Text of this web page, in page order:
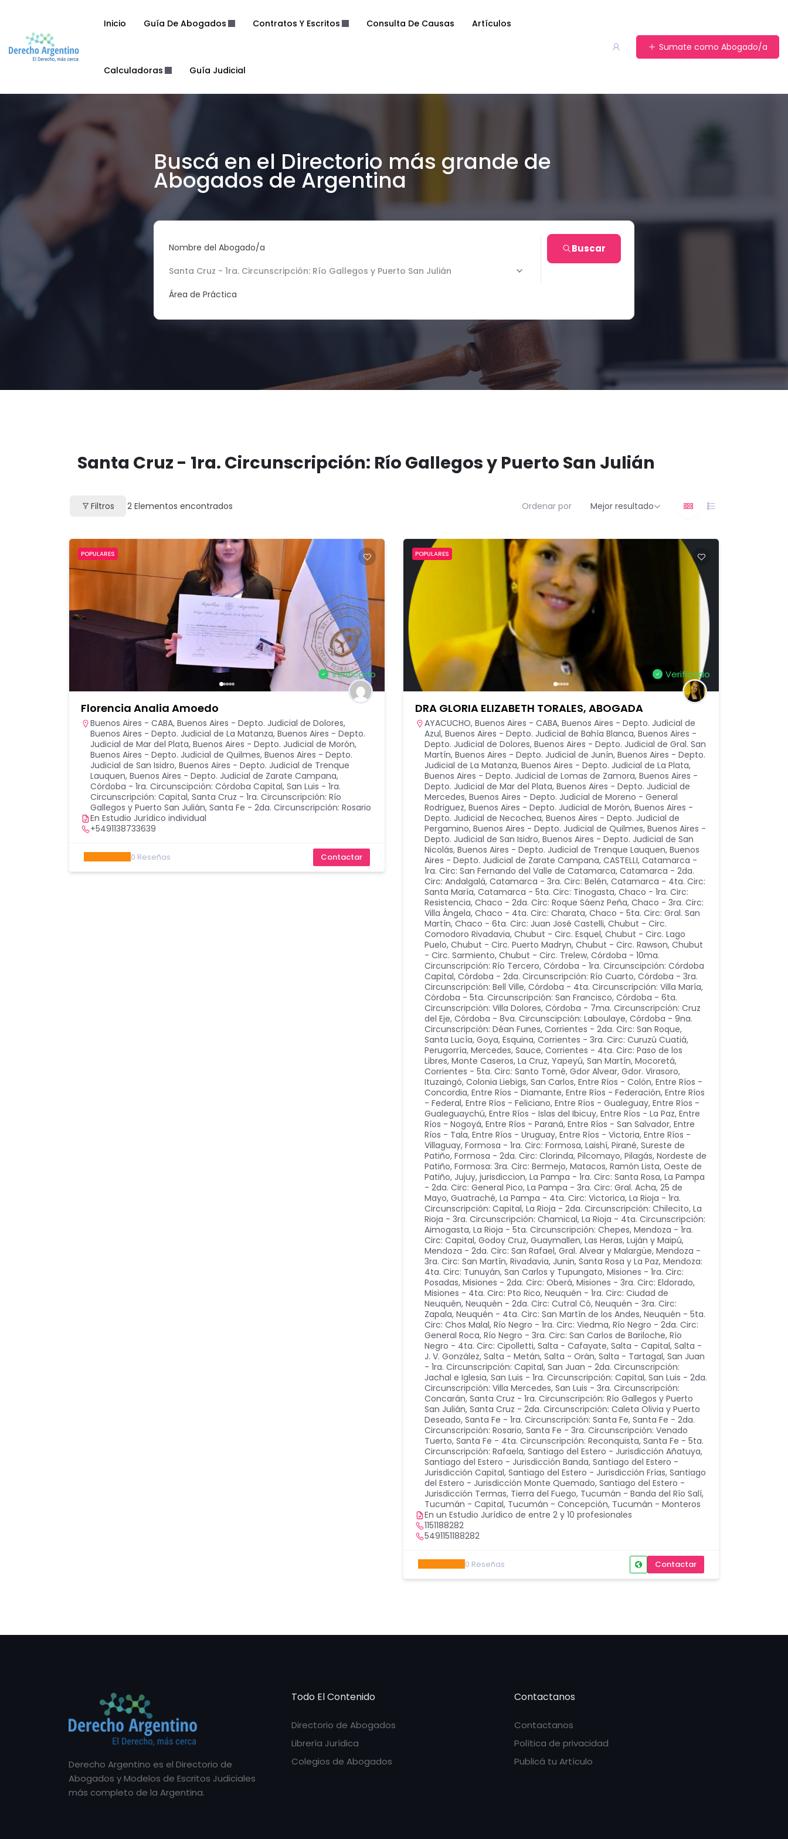
Inicio Guía De Abogados Contratos Y Escritos Consulta De Causas Artículos
Calculadoras Guía Judicial
Sumate como Abogado/a
Buscá en el Directorio más grande de
Abogados de Argentina
Nombre del Abogado/a
Santa Cruz - 1ra. Circunscripción: Río Gallegos y Puerto San Julián
Área de Práctica
Buscar
Santa Cruz - 1ra. Circunscripción: Río Gallegos y Puerto San Julián
Filtros 2 Elementos encontrados Ordenar por Mejor resultado
POPULARES
Verificado
Florencia Analia Amoedo
Buenos Aires - CABA, Buenos Aires - Depto. Judicial de Dolores,
Buenos Aires - Depto. Judicial de La Matanza, Buenos Aires - Depto.
Judicial de Mar del Plata, Buenos Aires - Depto. Judicial de Morón,
Buenos Aires - Depto. Judicial de Quilmes, Buenos Aires - Depto.
Judicial de San Isidro, Buenos Aires - Depto. Judicial de Trenque
Lauquen, Buenos Aires - Depto. Judicial de Zarate Campana,
Córdoba - 1ra. Circunscipción: Córdoba Capital, San Luis - 1ra.
Circunscripción: Capital, Santa Cruz - 1ra. Circunscripción: Río
Gallegos y Puerto San Julián, Santa Fe - 2da. Circunscripción: Rosario
En Estudio Jurídico individual
+5491138733639
0 Reseñas Contactar
POPULARES
Verificado
DRA GLORIA ELIZABETH TORALES, ABOGADA
AYACUCHO, Buenos Aires - CABA, Buenos Aires - Depto. Judicial de
Azul, Buenos Aires - Depto. Judicial de Bahía Blanca, Buenos Aires -
Depto. Judicial de Dolores, Buenos Aires - Depto. Judicial de Gral. San
Martín, Buenos Aires - Depto. Judicial de Junín, Buenos Aires - Depto.
Judicial de La Matanza, Buenos Aires - Depto. Judicial de La Plata,
Buenos Aires - Depto. Judicial de Lomas de Zamora, Buenos Aires -
Depto. Judicial de Mar del Plata, Buenos Aires - Depto. Judicial de
Mercedes, Buenos Aires - Depto. Judicial de Moreno - General
Rodriguez, Buenos Aires - Depto. Judicial de Morón, Buenos Aires -
Depto. Judicial de Necochea, Buenos Aires - Depto. Judicial de
Pergamino, Buenos Aires - Depto. Judicial de Quilmes, Buenos Aires -
Depto. Judicial de San Isidro, Buenos Aires - Depto. Judicial de San
Nicolás, Buenos Aires - Depto. Judicial de Trenque Lauquen, Buenos
Aires - Depto. Judicial de Zarate Campana, CASTELLI, Catamarca -
1ra. Circ: San Fernando del Valle de Catamarca, Catamarca - 2da.
Circ: Andalgalá, Catamarca - 3ra. Circ: Belén, Catamarca - 4ta. Circ:
Santa María, Catamarca - 5ta. Circ: Tinogasta, Chaco - 1ra. Circ:
Resistencia, Chaco - 2da. Circ: Roque Sáenz Peña, Chaco - 3ra. Circ:
Villa Ángela, Chaco - 4ta. Circ: Charata, Chaco - 5ta. Circ: Gral. San
Martín, Chaco - 6ta. Circ: Juan José Castelli, Chubut - Circ.
Comodoro Rivadavia, Chubut - Circ. Esquel, Chubut - Circ. Lago
Puelo, Chubut - Circ. Puerto Madryn, Chubut - Circ. Rawson, Chubut
- Circ. Sarmiento, Chubut - Circ. Trelew, Córdoba - 10ma.
Circunscripción: Río Tercero, Córdoba - 1ra. Circunscipción: Córdoba
Capital, Córdoba - 2da. Circunscripción: Río Cuarto, Córdoba - 3ra.
Circunscripción: Bell Ville, Córdoba - 4ta. Circunscripción: Villa María,
Córdoba - 5ta. Circunscripción: San Francisco, Córdoba - 6ta.
Circunscripción: Villa Dolores, Córdoba - 7ma. Circunscripción: Cruz
del Eje, Córdoba - 8va. Circunscipción: Laboulaye, Córdoba - 9na.
Circunscripción: Déan Funes, Corrientes - 2da. Circ: San Roque,
Santa Lucía, Goya, Esquina, Corrientes - 3ra. Circ: Curuzú Cuatiá,
Perugorría, Mercedes, Sauce, Corrientes - 4ta. Circ: Paso de los
Libres, Monte Caseros, La Cruz, Yapeyú, San Martín, Mocoretá,
Corrientes - 5ta. Circ: Santo Tomé, Gdor Alvear, Gdor. Virasoro,
Ituzaingó, Colonia Liebigs, San Carlos, Entre Ríos - Colón, Entre Ríos -
Concordia, Entre Ríos - Diamante, Entre Ríos - Federación, Entre Ríos
- Federal, Entre Ríos - Feliciano, Entre Ríos - Gualeguay, Entre Ríos -
Gualeguaychú, Entre Ríos - Islas del Ibicuy, Entre Ríos - La Paz, Entre
Ríos - Nogoyá, Entre Ríos - Paraná, Entre Ríos - San Salvador, Entre
Ríos - Tala, Entre Ríos - Uruguay, Entre Ríos - Victoria, Entre Ríos -
Villaguay, Formosa - 1ra. Circ: Formosa, Laishí, Pirané, Sureste de
Patiño, Formosa - 2da. Circ: Clorinda, Pilcomayo, Pilagás, Nordeste de
Patiño, Formosa: 3ra. Circ: Bermejo, Matacos, Ramón Lista, Oeste de
Patiño, Jujuy, jurisdiccion, La Pampa - 1ra. Circ: Santa Rosa, La Pampa
- 2da. Circ: General Pico, La Pampa - 3ra. Circ: Gral. Acha, 25 de
Mayo, Guatraché, La Pampa - 4ta. Circ: Victorica, La Rioja - 1ra.
Circunscripción: Capital, La Rioja - 2da. Circunscripción: Chilecito, La
Rioja - 3ra. Circunscripción: Chamical, La Rioja - 4ta. Circunscripción:
Aimogasta, La Rioja - 5ta. Circunscripción: Chepes, Mendoza - 1ra.
Circ: Capital, Godoy Cruz, Guaymallen, Las Heras, Luján y Maipú,
Mendoza - 2da. Circ: San Rafael, Gral. Alvear y Malargüe, Mendoza -
3ra. Circ: San Martín, Rivadavia, Junin, Santa Rosa y La Paz, Mendoza:
4ta. Circ: Tunuyán, San Carlos y Tupungato, Misiones - 1ra. Circ:
Posadas, Misiones - 2da. Circ: Oberá, Misiones - 3ra. Circ: Eldorado,
Misiones - 4ta. Circ: Pto Rico, Neuquén - 1ra. Circ: Ciudad de
Neuquén, Neuquén - 2da. Circ: Cutral Có, Neuquén - 3ra. Circ:
Zapala, Neuquén - 4ta. Circ: San Martín de los Andes, Neuquén - 5ta.
Circ: Chos Malal, Río Negro - 1ra. Circ: Viedma, Río Negro - 2da. Circ:
General Roca, Río Negro - 3ra. Circ: San Carlos de Bariloche, Río
Negro - 4ta. Circ: Cipolletti, Salta - Cafayate, Salta - Capital, Salta -
J. V. González, Salta - Metán, Salta - Orán, Salta - Tartagal, San Juan
- 1ra. Circunscripción: Capital, San Juan - 2da. Circunscripción:
Jachal e Iglesia, San Luis - 1ra. Circunscripción: Capital, San Luis - 2da.
Circunscripción: Villa Mercedes, San Luis - 3ra. Circunscripción:
Concarán, Santa Cruz - 1ra. Circunscripción: Río Gallegos y Puerto
San Julián, Santa Cruz - 2da. Circunscripción: Caleta Olivia y Puerto
Deseado, Santa Fe - 1ra. Circunscripción: Santa Fe, Santa Fe - 2da.
Circunscripción: Rosario, Santa Fe - 3ra. Circunscripción: Venado
Tuerto, Santa Fe - 4ta. Circunscripción: Reconquista, Santa Fe - 5ta.
Circunscripción: Rafaela, Santiago del Estero - Jurisdicción Añatuya,
Santiago del Estero - Jurisdicción Banda, Santiago del Estero -
Jurisdicción Capital, Santiago del Estero - Jurisdicción Frías, Santiago
del Estero - Jurisdicción Monte Quemado, Santiago del Estero -
Jurisdicción Termas, Tierra del Fuego, Tucumán - Banda del Río Salí,
Tucumán - Capital, Tucumán - Concepción, Tucumán - Monteros
En un Estudio Jurídico de entre 2 y 10 profesionales
1151188282
5491151188282
0 Reseñas Contactar
Derecho Argentino es el Directorio de
Abogados y Modelos de Escritos Judiciales
más completo de la Argentina.
Todo El Contenido
Directorio de Abogados
Librería Jurídica
Colegios de Abogados
Contactanos
Contactanos
Política de privacidad
Publicá tu Artículo